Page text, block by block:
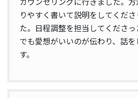
りやすく書いて説明をしてくだ
た。日程調整を担当してくださ
でも愛想がいいのが伝わり、話
す。